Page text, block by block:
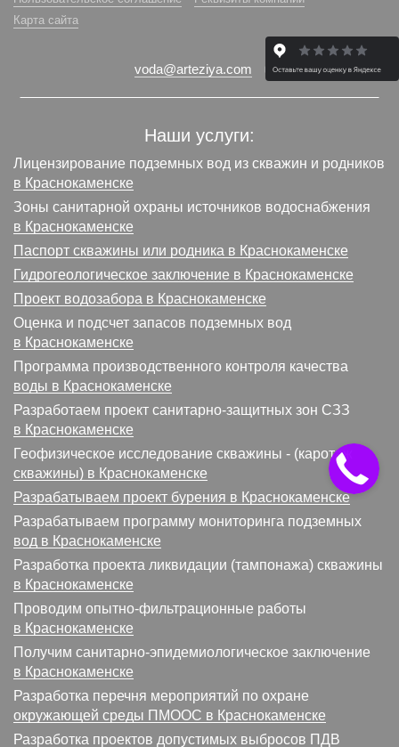
Карта сайта
voda@arteziya.com
Наши услуги:
Лицензирование подземных вод из скважин и родников
в Краснокаменске
Зоны санитарной охраны источников водоснабжения
в Краснокаменске
Паспорт скважины или родника в Краснокаменске
Гидрогеологическое заключение в Краснокаменске
Проект водозабора в Краснокаменске
Оценка и подсчет запасов подземных вод
в Краснокаменске
Программа производственного контроля качества
воды в Краснокаменске
Разработаем проект санитарно-защитных зон СЗЗ
в Краснокаменске
Геофизическое исследование скважины - (каротаж
скважины) в Краснокаменске
Разрабатываем проект бурения в Краснокаменске
Разрабатываем программу мониторинга подземных
вод в Краснокаменске
Разработка проекта ликвидации (тампонажа) скважины
в Краснокаменске
Проводим опытно-фильтрационные работы
в Краснокаменске
Получим санитарно-эпидемиологическое заключение
в Краснокаменске
Разработка перечня мероприятий по охране
окружающей среды ПМООС в Краснокаменске
Разработка проектов допустимых выбросов ПДВ